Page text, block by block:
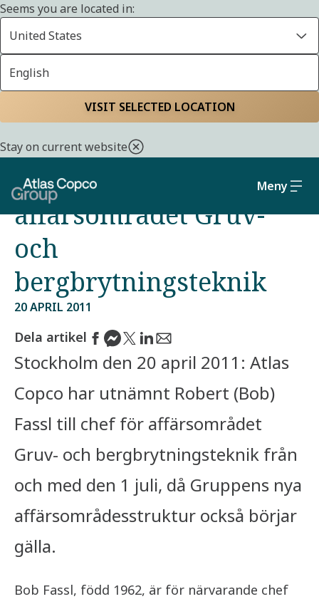
Seems you are located in:
United States
English
VISIT SELECTED LOCATION
Stay on current website
Meny
Atlas Copco utnämner
Bob Fassl till chef för
affärsområdet Gruv-
och
bergbrytningsteknik
20 APRIL 2011
Dela artikel
Stockholm den 20 april 2011: Atlas
Copco har utnämnt Robert (Bob)
Fassl till chef för affärsområdet
Gruv- och bergbrytningsteknik från
och med den 1 juli, då Gruppens nya
affärsområdesstruktur också börjar
gälla.
Bob Fassl, född 1962, är för närvarande chef